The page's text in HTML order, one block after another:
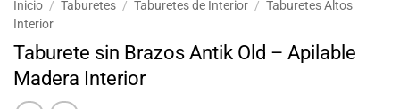
Inicio / Taburetes / Taburetes de Interior / Taburetes Altos
Interior
Taburete sin Brazos Antik Old – Apilable
Madera Interior